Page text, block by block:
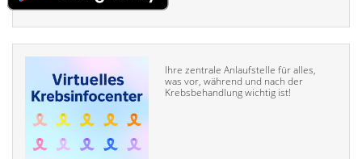
Ihre zentrale Anlaufstelle für alles,
was vor, während und nach der
Krebsbehandlung wichtig ist!